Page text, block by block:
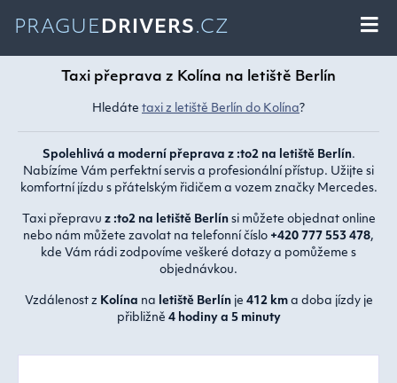
PRAGUE DRIVERS.CZ
Taxi přeprava z Kolína na letiště Berlín
Hledáte taxi z letiště Berlín do Kolína?
Spolehlivá a moderní přeprava z :to2 na letiště Berlín.
Nabízíme Vám perfektní servis a profesionální přístup. Užijte si
komfortní jízdu s přátelským řidičem a vozem značky Mercedes.
Taxi přepravu z :to2 na letiště Berlínsi můžete objednat online
nebo nám můžete zavolat na telefonní číslo +420 777 553 478,
kde Vám rádi zodpovíme veškeré dotazy a pomůžeme s
objednávkou.
Vzdálenost z Kolína na letiště Berlínje 412 kma doba jízdy je
přibližně 4 hodiny a 5 minuty